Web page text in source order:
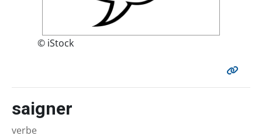
© iStock
saigner
verbe